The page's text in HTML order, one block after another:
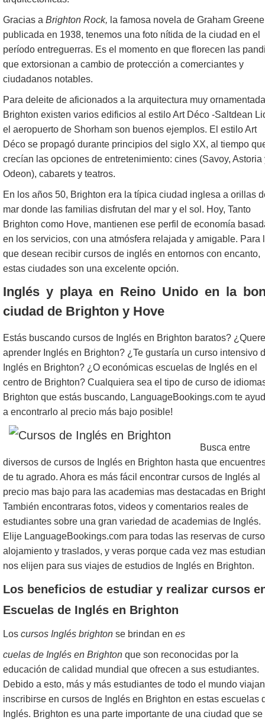
Gracias a Brighton Rock, la famosa novela de Graham Greene
publicada en 1938, tenemos una foto nítida de la ciudad en el
período entreguerras. Es el momento en que florecen las
que extorsionan a cambio de protección a comerciantes y
ciudadanos notables.
Para deleite de aficionados a la arquitectura muy
Brighton existen varios edificios al estilo Art Déco -Saltdean
el aeropuerto de Shorham son buenos ejemplos. El estilo Art
Déco se propagó durante principios del siglo XX, al tiempo
crecían las opciones de entretenimiento: cines (Savoy, Astoria
Odeon), cabarets y teatros.
En los años 50, Brighton era la típica ciudad inglesa a orillas
mar donde las familias disfrutan del mar y el sol. Hoy, Tanto
Brighton como Hove, mantienen ese perfil de economía
en los servicios, con una atmósfera relajada y amigable. Para
que desean recibir cursos de inglés en entornos con encanto,
estas ciudades son una excelente opción.
Inglés y playa en Reino Unido en la
ciudad de Brighton y Hove
Estás buscando cursos de Inglés en Brighton baratos?
aprender Inglés en Brighton? ¿Te gustaría un curso intensivo
Inglés en Brighton? ¿O económicas escuelas de Inglés en el
centro de Brighton? Cualquiera sea el tipo de curso de
Brighton que estás buscando, LanguageBookings.com te
a encontrarlo al precio más bajo posible!
Busca entre
diversos de cursos de Inglés en Brighton hasta que
de tu agrado. Ahora es más fácil encontrar cursos de Inglés al
precio mas bajo para las academias mas destacadas en
También encontraras fotos, videos y comentarios reales de
estudiantes sobre una gran variedad de academias de Inglés.
Elije LanguageBookings.com para todas las reservas de
alojamiento y traslados, y veras porque cada vez mas
nos elijen para sus viajes de estudios de Inglés en Brighton.
Los beneficios de estudiar y realizar cursos
Escuelas de Inglés en Brighton
Los cursos Inglés brighton se brindan en es
cuelas de Inglés en Brighton que son reconocidas por la
educación de calidad mundial que ofrecen a sus estudiantes.
Debido a esto, más y más estudiantes de todo el mundo
inscribirse en cursos de Inglés en Brighton en estas escuelas
Inglés. Brighton es una parte importante de una ciudad que se